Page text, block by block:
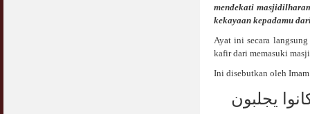
mendekati
kekayaan kepadamu
Ayat ini secara
kafir dari memasuki
Ini disebutkan oleh
يجلبون